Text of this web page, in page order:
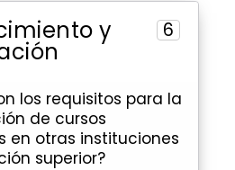
y 6
los requisitos para la
de cursos
en otras instituciones
superior?